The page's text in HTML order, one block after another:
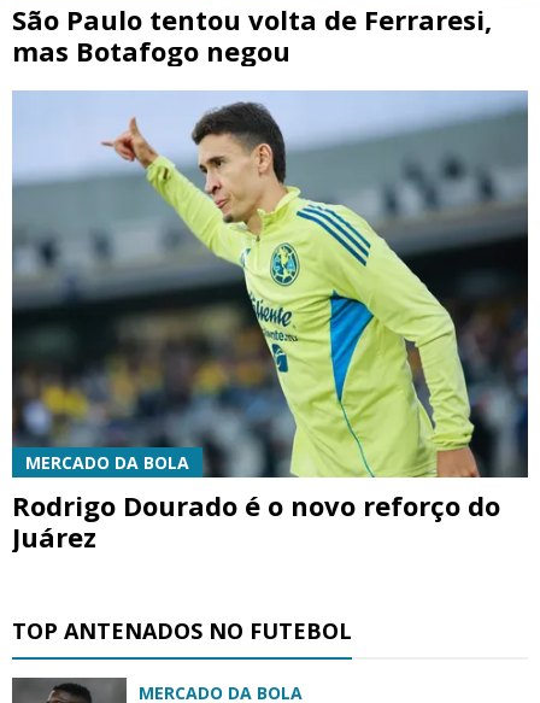
São Paulo tentou volta de Ferraresi,
mas Botafogo negou
MERCADO DA BOLA
Rodrigo Dourado é o novo reforço do
Juárez
TOP ANTENADOS NO FUTEBOL
MERCADO DA BOLA